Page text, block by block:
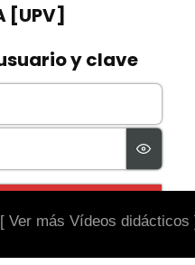
[ Ver más Vídeos didácticos